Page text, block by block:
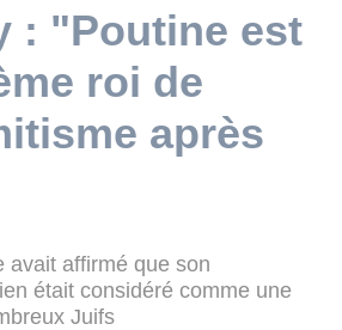
: "Poutine est
roi de
après
avait affirmé que son
était considéré comme une
Juifs